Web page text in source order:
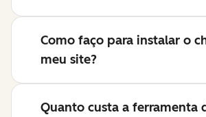
Como faço para instalar o
meu site?
Quanto custa a ferramenta